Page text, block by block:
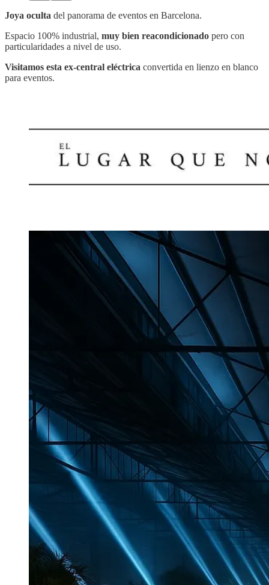
Joya oculta del panorama de eventos en Barcelona.
Espacio 100% industrial, muy bien reacondicionado pero con
particularidades a nivel de uso.
Visitamos esta ex-central eléctrica convertida en lienzo en blanco
para eventos.